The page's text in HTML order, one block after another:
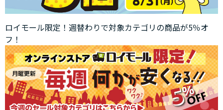
ロイモール限定！週替わりで対象カテゴリの商品が5％オ
フ！